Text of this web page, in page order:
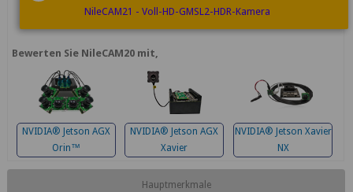
NileCAM21 - Voll-HD-GMSL2-HDR-Kamera
Bewerten Sie NileCAM20 mit,
NVIDIA® Jetson AGX
Orin™
NVIDIA® Jetson AGX
Xavier
NVIDIA® Jetson Xavier
NX
Hauptmerkmale